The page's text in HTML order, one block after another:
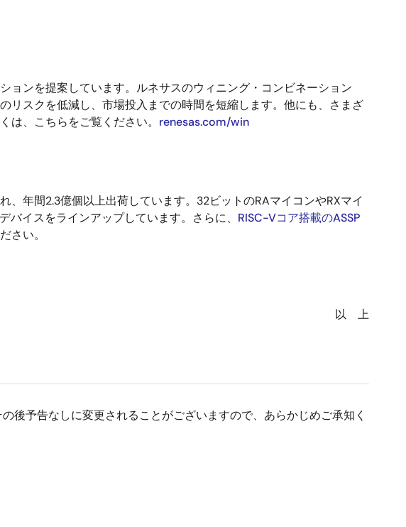
ョンを提案しています。ルネサスのウィニング・コンビネーション
リスクを低減し、市場投入までの時間を短縮します。他にも、さまざ
、こちらをご覧ください。 renesas.com/win
年間2.3億個以上出荷しています。32ビットのRAマイコンやRXマイ
イスをラインアップしています。さらに、 RISC-Vコア搭載のASSP
さい。
以 上
後予告なしに変更されることがございますので、あらかじめご承知く